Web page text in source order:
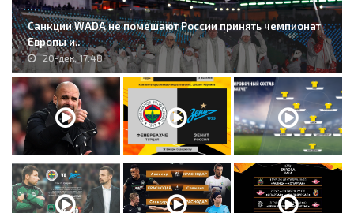
Санкции WADA не помешают России принять чемпионат
Европы и..
20-дек, 17:48